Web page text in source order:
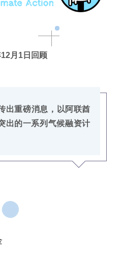
月1日回顾
出重磅消息，以阿联酋
出的一系列气候融资计